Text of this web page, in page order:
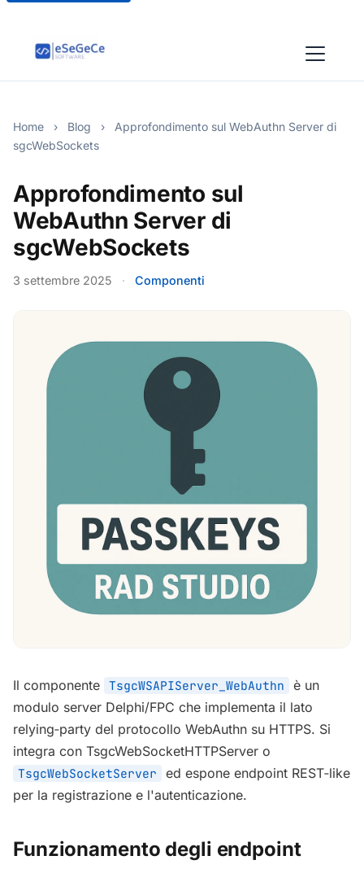
Home › Blog ›
Approfondimento sul WebAuthn Server di
sgcWebSockets
Approfondimento sul
WebAuthn Server di
sgcWebSockets
3 settembre 2025 · Componenti
Il componente TsgcWSAPIServer_WebAuthn
è un
modulo server Delphi/FPC che implementa il lato
relying‑party del protocollo WebAuthn su HTTPS. Si
integra con TsgcWebSocketHTTPServer o
TsgcWebSocketServer
ed espone endpoint REST‑like
per la registrazione e l'autenticazione.
Funzionamento degli endpoint